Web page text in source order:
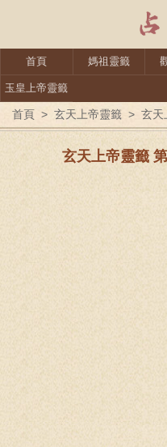
首頁 媽祖靈籤
玉皇上帝靈籤
首頁 > 玄天上帝靈籤 > 玄天
玄天上帝靈籤